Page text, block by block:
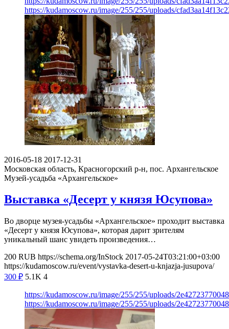
https://kudamoscow.ru/image/255/255/uploads/
2016-05-18 2017-12-31
Московская область, Красногорский р-н, пос. Архангельское
Музей-усадьба «Архангельское»
Выставка «Десерт у князя Юсупова»
Во дворце музея-усадьбы «Архангельское» проходит выставка
«Десерт у князя Юсупова», которая дарит зрителям
уникальный шанс увидеть произведения…
200 RUB https://schema.org/InStock 2017-05-24T03:21:00+03:00
https://kudamoscow.ru/event/vystavka-desert-u-knjazja-jusupova/
300 ₽ 5.1K 4
https://kudamoscow.ru/image/255/255/uploads/
https://kudamoscow.ru/image/255/255/uploads/